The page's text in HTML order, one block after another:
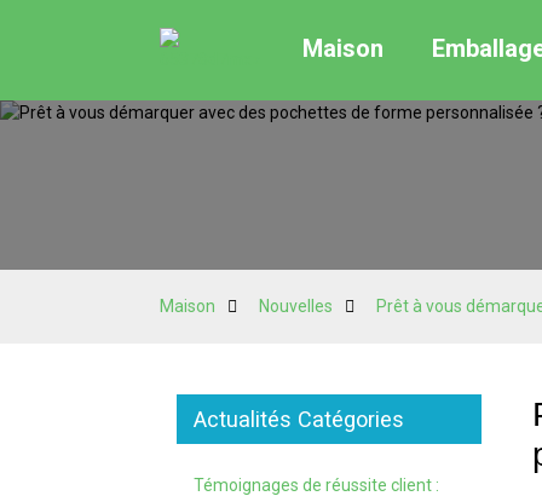
Maison
Maison Nouvelles Prêt à vous
Actualités Catégories
Témoignages de réussite client :